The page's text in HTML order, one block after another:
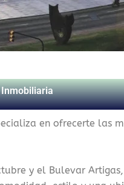
Inmobiliaria
en ofrecerte las
y el Bulevar